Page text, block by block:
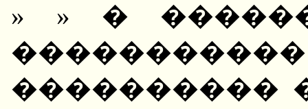
» » �
����������